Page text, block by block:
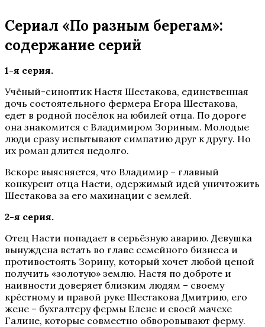
Сериал «По разным берегам»:
содержание серий
1-я серия.
Учёный-синоптик Настя Шестакова, единственная
дочь состоятельного фермера Егора Шестакова,
едет в родной посёлок на юбилей отца. По дороге
она знакомится с Владимиром Зориным. Молодые
люди сразу испытывают симпатию друг к другу. Но
их роман длится недолго.
Вскоре выясняется, что Владимир – главный
конкурент отца Насти, одержимый идей уничтожить
Шестакова за его махинации с землей.
2-я серия.
Отец Насти попадает в серьёзную аварию. Девушка
вынуждена встать во главе семейного бизнеса и
противостоять Зорину, который хочет любой ценой
получить «золотую» землю. Настя по доброте и
наивности доверяет близким людям – своему
крёстному и правой руке Шестакова Дмитрию, его
жене – бухгалтеру фермы Елене и своей мачехе
Галине, которые совместно обворовывают ферму.